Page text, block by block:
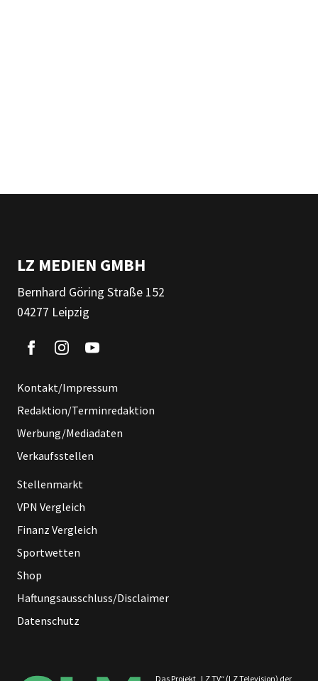
LZ MEDIEN GMBH
Bernhard Göring Straße 152
04277 Leipzig
Kontakt/Impressum
Redaktion/Terminredaktion
Werbung/Mediadaten
Verkaufsstellen
Stellenmarkt
VPN Vergleich
Finanz Vergleich
Sportwetten
Shop
Haftungsausschluss/Disclaimer
Datenschutz
Das Projekt „LZ TV“ (LZ Television) der